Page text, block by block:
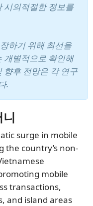
시의적절한 정보를
하기 위해 최선을
개별적으로 확인해
향후 전망은 각 연구
.
surge in mobile
the country’s non-
mobile
transactions,
and island areas